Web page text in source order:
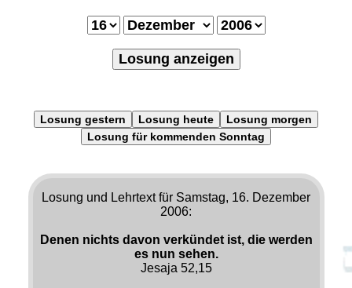
Losung anzeigen
Losung gestern Losung heute
Losung morgen
Losung für kommenden Sonntag
Losung und Lehrtext für Samstag, 16. Dezember
2006:
Denen nichts davon verkündet ist, die werden
es nun sehen.
Jesaja 52,15